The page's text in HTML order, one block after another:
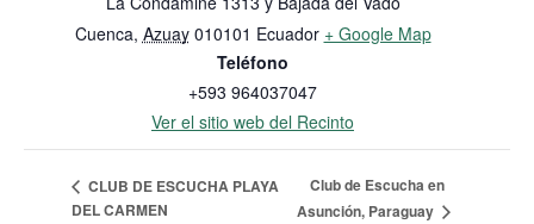
Cuenca, Azuay 010101 Ecuador + Google Map
Teléfono
+593 964037047
Ver el sitio web del Recinto
CLUB DE ESCUCHA PLAYA
DEL CARMEN
Club de Escucha en
Asunción, Paraguay